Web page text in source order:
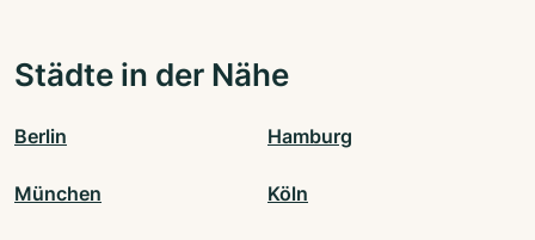
Städte in der Nähe
Berlin Hamburg
München Köln